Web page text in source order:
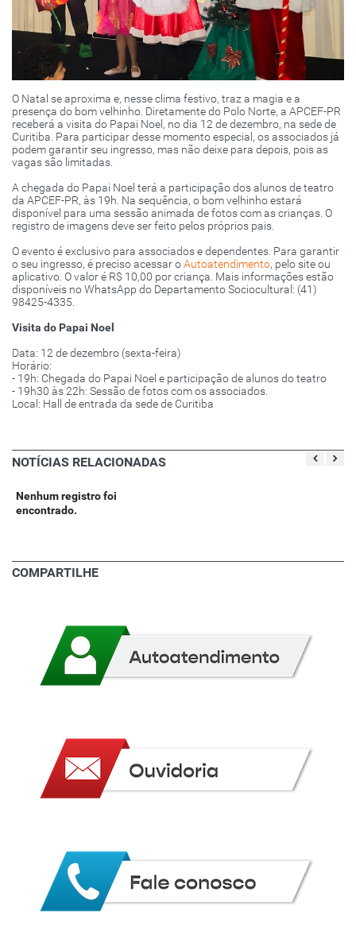
O Natal se aproxima e, nesse clima festivo, traz a magia e a
presença do bom velhinho. Diretamente do Polo Norte, a APCEF-PR
receberá a visita do Papai Noel, no dia 12 de dezembro, na sede de
Curitiba. Para participar desse momento especial, os associados já
podem garantir seu ingresso, mas não deixe para depois, pois as
vagas são limitadas.
A chegada do Papai Noel terá a participação dos alunos de teatro
da APCEF-PR, às 19h. Na sequência, o bom velhinho estará
disponível para uma sessão animada de fotos com as crianças. O
registro de imagens deve ser feito pelos próprios pais.
O evento é exclusivo para associados e dependentes. Para garantir
o seu ingresso, é preciso acessar oAutoatendimento, pelo site ou
aplicativo. O valor é R$ 10,00 por criança. Mais informações estão
disponíveis no WhatsApp do Departamento Sociocultural: (41)
98425-4335.
Visita do Papai Noel
Data: 12 de dezembro (sexta-feira)
Horário:
- 19h: Chegada do Papai Noel e participação de alunos do teatro
- 19h30 às 22h: Sessão de fotos com os associados.
Local: Hall de entrada da sede de Curitiba
NOTÍCIAS RELACIONADAS
Nenhum registro foi
encontrado.
COMPARTILHE